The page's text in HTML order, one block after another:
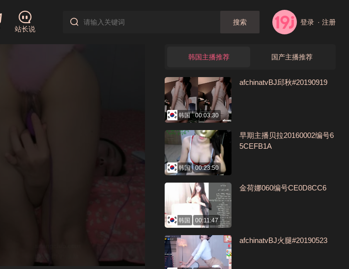
站长说
搜索 登录 · 注册
韩国主播推荐 国产主播推荐
韩国 00:03:30
afchinatvBJ邱秋#20190919
韩国 00:23:50
早期主播贝拉20160002编号6
5CEFB1A
韩国 00:11:47
金荷娜060编号CE0D8CC6
afchinatvBJ火腿#20190523